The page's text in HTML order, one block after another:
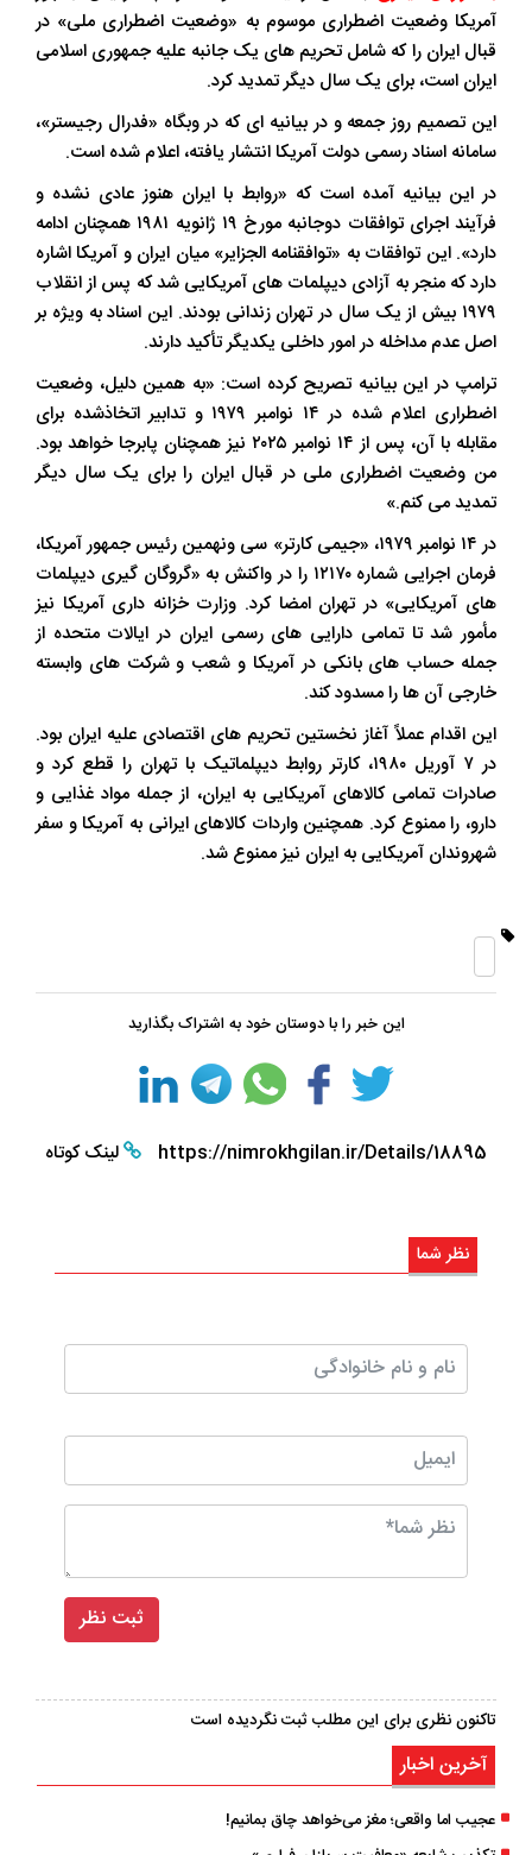
آمریکا وضعیت اضطراری موسوم به «وضعیت اضطراری ملی» در
قبال ایران را که شامل تحریم های یک جانبه علیه جمهوری اسلامی
ایران است، برای یک سال دیگر تمدید کرد.
این تصمیم روز جمعه و در بیانیه ای که در وبگاه «فدرال رجیستر»،
سامانه اسناد رسمی دولت آمریکا انتشار یافته، اعلام شده است.
در این بیانیه آمده است که «روابط با ایران هنوز عادی نشده و
فرآیند اجرای توافقات دوجانبه مورخ ۱۹ ژانویه ۱۹۸۱ همچنان ادامه
دارد». این توافقات به «توافقنامه الجزایر» میان ایران و آمریکا اشاره
دارد که منجر به آزادی دیپلمات های آمریکایی شد که پس از انقلاب
۱۹۷۹ بیش از یک سال در تهران زندانی بودند. این اسناد به ویژه بر
اصل عدم مداخله در امور داخلی یکدیگر تأکید دارند.
ترامپ در این بیانیه تصریح کرده است: «به همین دلیل، وضعیت
اضطراری اعلام شده در ۱۴ نوامبر ۱۹۷۹ و تدابیر اتخاذشده برای
مقابله با آن، پس از ۱۴ نوامبر ۲۰۲۵ نیز همچنان پابرجا خواهد بود.
من وضعیت اضطراری ملی در قبال ایران را برای یک سال دیگر
تمدید می کنم.»
در ۱۴ نوامبر ۱۹۷۹، «جیمی کارتر» سی ونهمین رئیس جمهور آمریکا،
فرمان اجرایی شماره ۱۲۱۷۰ را در واکنش به «گروگان گیری دیپلمات
های آمریکایی» در تهران امضا کرد. وزارت خزانه داری آمریکا نیز
مأمور شد تا تمامی دارایی های رسمی ایران در ایالات متحده از
جمله حساب های بانکی در آمریکا و شعب و شرکت های وابسته
خارجی آن ها را مسدود کند.
این اقدام عملاً آغاز نخستین تحریم های اقتصادی علیه ایران بود.
در ۷ آوریل ۱۹۸۰، کارتر روابط دیپلماتیک با تهران را قطع کرد و
صادرات تمامی کالاهای آمریکایی به ایران، از جمله مواد غذایی و
دارو، را ممنوع کرد. همچنین واردات کالاهای ایرانی به آمریکا و سفر
شهروندان آمریکایی به ایران نیز ممنوع شد.
این خبر را با دوستان خود به اشتراک بگذارید
https://nimrokhgilan.ir/Details/18895 لینک کوتاه
نظر شما
تاکنون نظری برای این مطلب ثبت نگردیده است
آخرین اخبار
عجیب اما واقعی؛ مغز می‌خواهد چاق بمانیم!